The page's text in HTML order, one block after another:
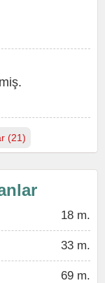
(21)
18 m.
33 m.
69 m.